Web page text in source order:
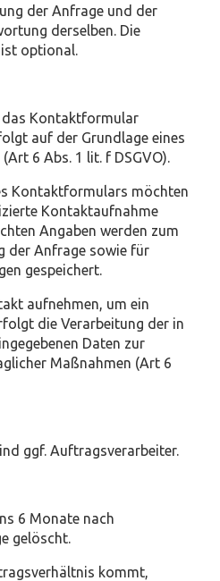
der Anfrage und der
derselben. Die
optional.
das Kontaktformular
auf der Grundlage eines
6 Abs. 1 lit. f DSGVO).
Kontaktformulars möchten
Kontaktaufnahme
Angaben werden zum
der Anfrage sowie für
gespeichert.
aufnehmen, um ein
die Verarbeitung der in
Daten zur
Maßnahmen (Art 6
ggf. Auftragsverarbeiter.
6 Monate nach
gelöscht.
kommt,